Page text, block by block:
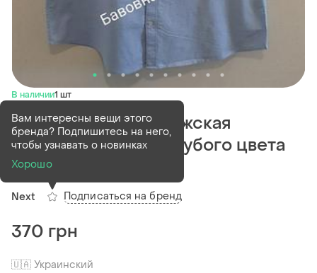
В наличии1 шт
Новая хлопковая мужская
рубашка светло-голубого цвета
next, р. 50-52
Next
Вам интересны вещи этого
бренда? Подпишитесь на него,
чтобы узнавать о новинках
Хорошо
Подписаться на бренд
370 грн
🇺🇦 Украинский